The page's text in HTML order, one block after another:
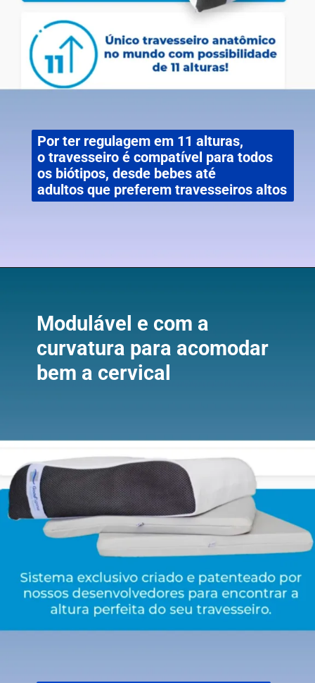
Por ter regulagem em 11 alturas,
o travesseiro é compatível para todos
os biótipos, desde bebes até
adultos que preferem travesseiros altos
Modulável e com a
curvatura para acomodar
bem a cervical